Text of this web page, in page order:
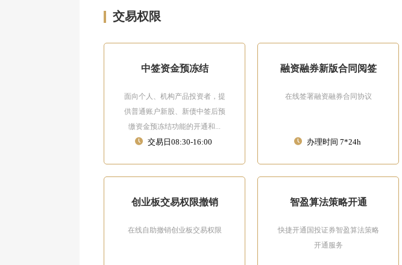
交易权限
中签资金预冻结
面向个人、机构产品投资者，提
供普通账户新股、新债中签后预
缴资金预冻结功能的开通和...
交易日08:30-16:00
融资融券新版合同阅签
在线签署融资融券合同协议
办理时间 7*24h
创业板交易权限撤销
在线自助撤销创业板交易权限
智盈算法策略开通
快捷开通国投证券智盈算法策略
开通服务